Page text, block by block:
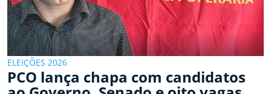
ELEIÇÕES 2026
PCO lança chapa com candidatos